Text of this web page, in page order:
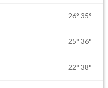
26° 35°
25° 36°
22° 38°